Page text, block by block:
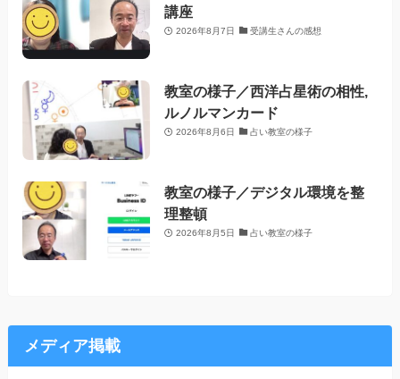
講座
2026年8月7日 受講生さんの感想
教室の様子／西洋占星術の相性,
ルノルマンカード
2026年8月6日 占い教室の様子
教室の様子／デジタル環境を整
理整頓
2026年8月5日 占い教室の様子
メディア掲載